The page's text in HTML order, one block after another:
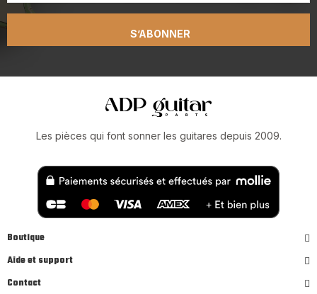
S’ABONNER
Les pièces qui font sonner les guitares depuis 2009.
Boutique
Aide et support
Contact